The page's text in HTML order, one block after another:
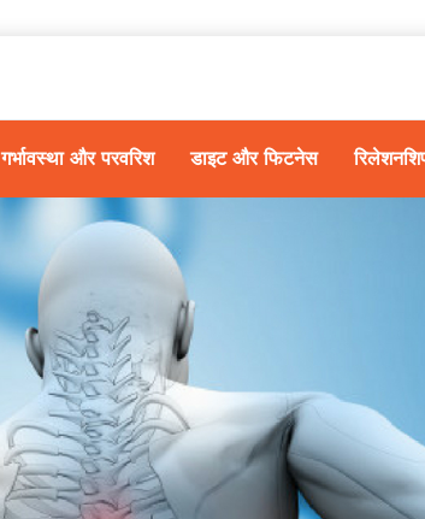
गर्भावस्था और परवरिश डाइट और फिटनेस